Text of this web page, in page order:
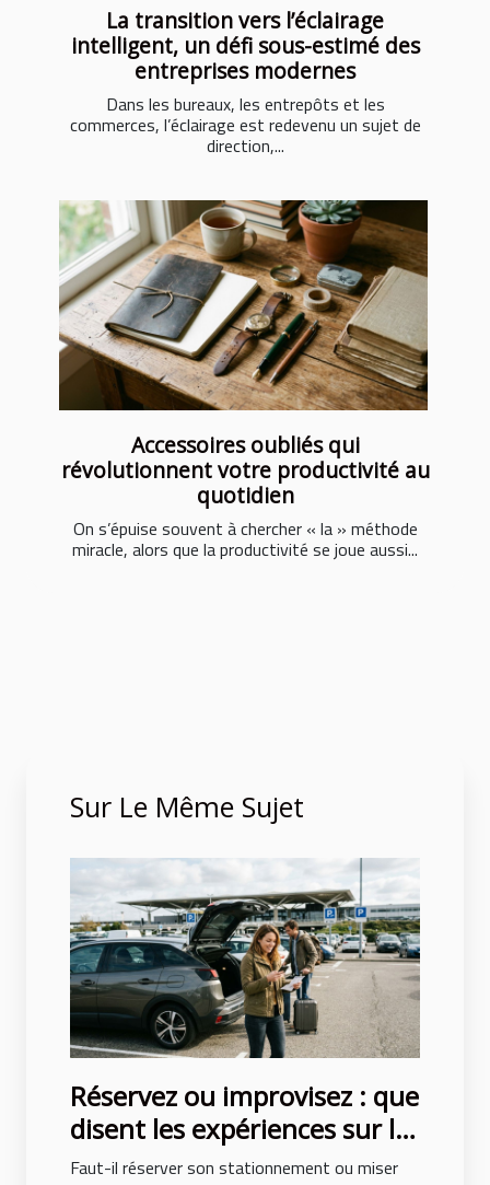
La transition vers l’éclairage
intelligent, un défi sous-estimé des
entreprises modernes
Dans les bureaux, les entrepôts et les
commerces, l’éclairage est redevenu un sujet de
direction,...
Accessoires oubliés qui
révolutionnent votre productivité au
quotidien
On s’épuise souvent à chercher « la » méthode
miracle, alors que la productivité se joue aussi...
Sur Le Même Sujet
Réservez ou improvisez : que
disent les expériences sur le
parking aéroport lyon saint
Faut-il réserver son stationnement ou miser